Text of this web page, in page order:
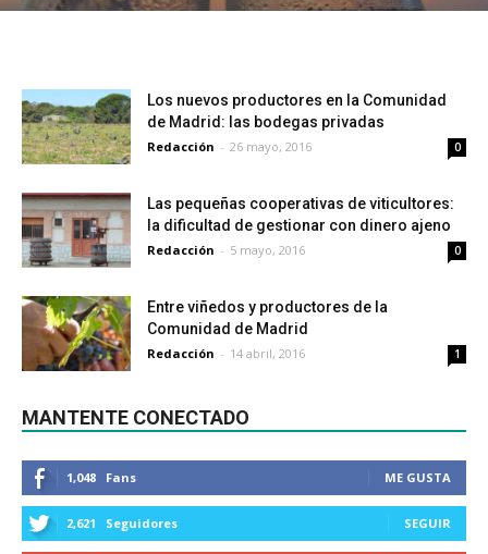
Los nuevos productores en la Comunidad
de Madrid: las bodegas privadas
Redacción - 26 mayo, 2016 0
Las pequeñas cooperativas de viticultores:
la dificultad de gestionar con dinero ajeno
Redacción - 5 mayo, 2016 0
Entre viñedos y productores de la
Comunidad de Madrid
Redacción - 14 abril, 2016 1
MANTENTE CONECTADO
1,048 Fans ME GUSTA
2,621 Seguidores SEGUIR